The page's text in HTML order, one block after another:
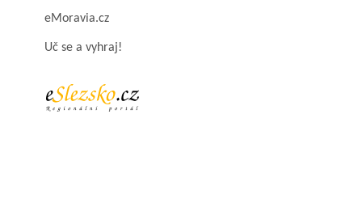
eMoravia.cz
Uč se a vyhraj!